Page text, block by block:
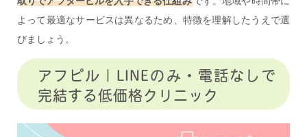
よって最適なサービスは異なるため、特徴を理解したうえで選
びましょう。
アフピル｜LINEのみ・電話なしで
完結する低価格クリニック